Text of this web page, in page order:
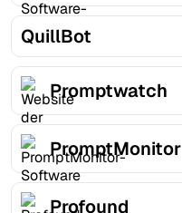
QuillBot
Promptwatch
PromptMonitor
Profound